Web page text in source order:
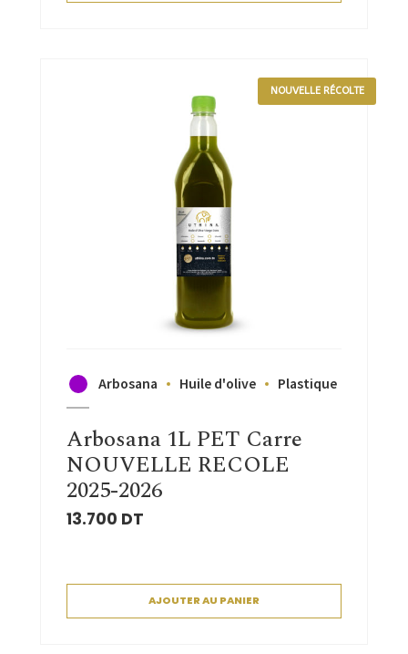
NOUVELLE RÉCOLTE
Arbosana Huile d'olive Plastique
Arbosana 1L PET Carre
NOUVELLE RECOLE
2025-2026
13.700 DT
AJOUTER AU PANIER